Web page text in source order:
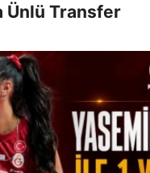
Ünlü Transfer